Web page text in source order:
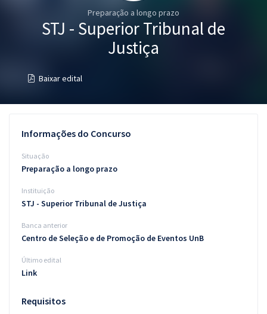
Questões grátis
Conteúdo gratuito
Aprovados
Atendimento
Preparação a longo prazo
STJ - Superior Tribunal de
Justiça
Baixar edital
Informações do Concurso
Situação
Preparação a longo prazo
Instituição
STJ - Superior Tribunal de Justiça
Banca anterior
Centro de Seleção e de Promoção de Eventos UnB
Último edital
Link
Requisitos